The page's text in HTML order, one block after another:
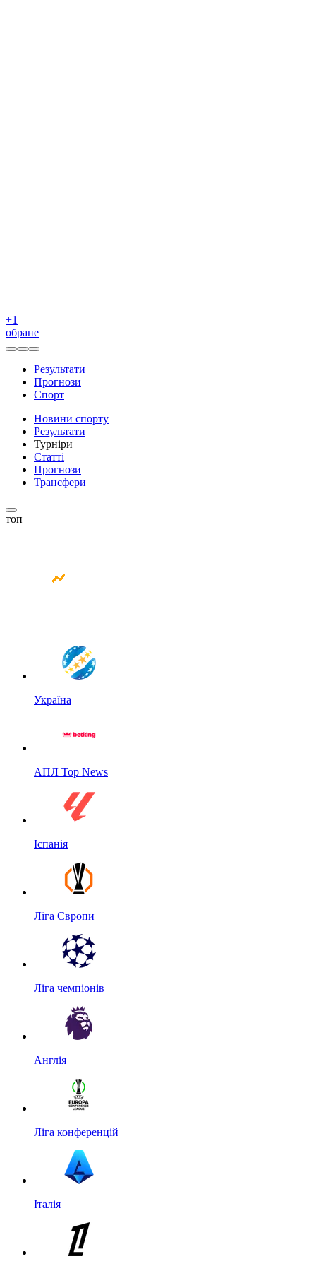
+1
обране
Результати
Прогнози
Спорт
Новини спорту
Результати
Турніри
Статті
Прогнози
Трансфери
топ
Україна
АПЛ Top News
Іспанія
Ліга Європи
Ліга чемпіонів
Англія
Ліга конференцій
Італія